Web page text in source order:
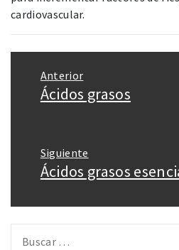
cardiovascular.
entradas
Anterior
Entrada
Ácidos grasos
Siguiente
Entrada
Ácidos grasos